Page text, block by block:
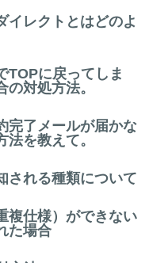
イレクトとはどのよ
TOPに戻ってしま
対処方法。
完了メールが届かな
を教えて。
される種類について
複仕様）ができない
た場合